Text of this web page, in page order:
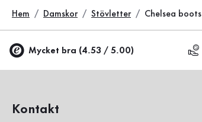
Hem Damskor Stövletter Chelsea boots
Mycket bra (4.53 / 5.00)
Kontakt